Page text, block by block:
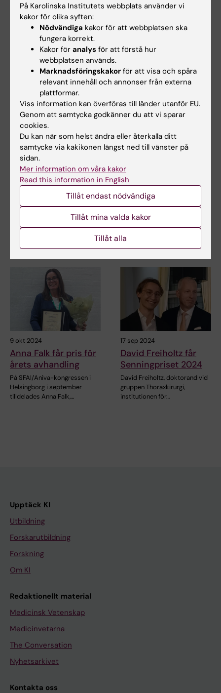
med hjälp av
hjärtlungmaskin
Val av teknik vid thorakal
aortakirurgi kan påverka
komplikationsrisk och…
2025
Malin Granbom Koski får
Kandidat- och…
13 okt 2025
Avhandling om
infektiös endokardit
efter klaffkirurgi
Infektiös endokardit efter
klaffkirurgi är en ovanlig men
livshotande…
Ny avhandling om
minimalinvasiva
tekniker för
hjärtklaffkirurgi
Mikael Kastengren, doktorand
vid forskargruppen
thoraxkirurgi,…
9 okt 2024
Anna Falk får pris för
årets avhandling
På SFAI/Aniva-kongressen i
Helsingborg i september
tilldelades Anna Falk,…
17 sep 2024
David Freiholtz får
Senningpriset 2024
David Freiholtz, doktorand vid
gruppen Thoraxkirurgi,
institutionen för…
Upptäck KI
Utbildning
Forskarutbildning
Forskning
Om KI
Redaktionellt material
Medicinsk Vetenskap
Medicinvetarna
The Conversation
Nyhetsarkivet
Kontakta oss
På Karolinska Institutets webbplats använder vi
kakor för olika syften:
Nödvändiga kakor för att webbplatsen ska
fungera korrekt.
Kakor för analys för att förstå hur
webbplatsen används.
Marknadsföringskakor för att visa och spåra
relevant innehåll och annonser från externa
plattformar.
Viss information kan överföras till länder utanför EU.
Genom att samtycka godkänner du att vi sparar
cookies.
Du kan när som helst ändra eller återkalla ditt
samtycke via kakikonen längst ned till vänster på
sidan.
Mer information om våra kakor
Read this information in English
Tillåt endast nödvändiga
Tillåt mina valda kakor
Tillåt alla